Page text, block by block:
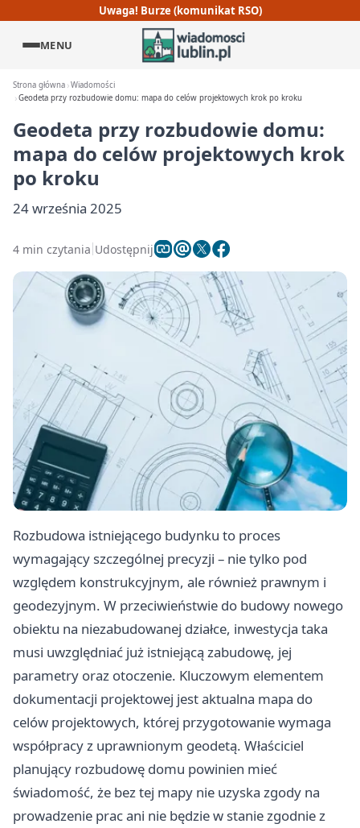
Uwaga! Burze (komunikat RSO)
MENU
Strona główna Wiadomości
Geodeta przy rozbudowie domu: mapa do celów projektowych krok po kroku
Geodeta przy rozbudowie domu:
mapa do celów projektowych krok
po kroku
24 września 2025
4 min czytania Udostępnij
Rozbudowa istniejącego budynku to proces
wymagający szczególnej precyzji – nie tylko pod
względem konstrukcyjnym, ale również prawnym i
geodezyjnym. W przeciwieństwie do budowy nowego
obiektu na niezabudowanej działce, inwestycja taka
musi uwzględniać już istniejącą zabudowę, jej
parametry oraz otoczenie. Kluczowym elementem
dokumentacji projektowej jest aktualna mapa do
celów projektowych, której przygotowanie wymaga
współpracy z uprawnionym geodetą. Właściciel
planujący rozbudowę domu powinien mieć
świadomość, że bez tej mapy nie uzyska zgody na
prowadzenie prac ani nie będzie w stanie zgodnie z